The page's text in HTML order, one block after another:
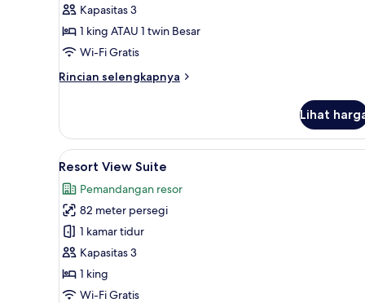
Kapasitas 3
1 king ATAU 1 twin Besar
Wi-Fi Gratis
Rincian selengkapnya
Rincian
Resort
View
Room
Lihat
Lihat
semua
foto
untuk
Resort
View
Suite
Resort View Suite | Seprai
6
Resort View Suite
Pemandangan resor
82 meter persegi
1 kamar tidur
Kapasitas 3
1 king
Wi-Fi Gratis